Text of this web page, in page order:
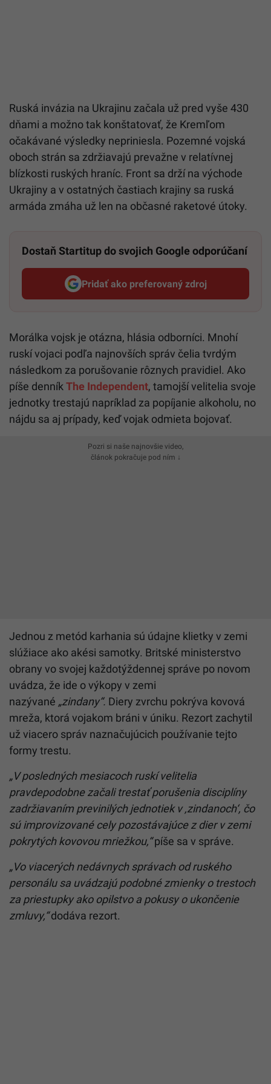
Ruská invázia na Ukrajinu začala už pred vyše 430
dňami a možno tak konštatovať, že Kremľom
očakávané výsledky nepriniesla. Pozemné vojská
oboch strán sa zdržiavajú prevažne v relatívnej
blízkosti ruských hraníc. Front sa drží na východe
Ukrajiny a v ostatných častiach krajiny sa ruská
armáda zmáha už len na občasné raketové útoky.
Dostaň Startitup do svojich Google odporúčaní
Pridať ako preferovaný zdroj
Startitup, odkaz sa otvorí v
Morálka vojsk je otázna, hlásia odborníci. Mnohí
ruskí vojaci podľa najnovších správ čelia tvrdým
následkom za porušovanie rôznych pravidiel. Ako
píše denník The Independent, tamojší velitelia svoje
jednotky trestajú napríklad za popíjanie alkoholu, no
nájdu sa aj prípady, keď vojak odmieta bojovať.
Pozri si naše najnovšie video,
článok pokračuje pod ním ↓
Jednou z metód karhania sú údajne klietky v zemi
slúžiace ako akési samotky. Britské ministerstvo
obrany vo svojej každotýždennej správe po novom
uvádza, že ide o výkopy v zemi
nazývané „zindany“. Diery zvrchu pokrýva kovová
mreža, ktorá vojakom bráni v úniku. Rezort zachytil
už viacero správ naznačujúcich používanie tejto
formy trestu.
„V posledných mesiacoch ruskí velitelia
pravdepodobne začali trestať porušenia disciplíny
zadržiavaním previnilých jednotiek v ‚zindanoch‘, čo
sú improvizované cely pozostávajúce z dier v zemi
pokrytých kovovou mriežkou,“píše sa v správe.
„Vo viacerých nedávnych správach od ruského
personálu sa uvádzajú podobné zmienky o trestoch
za priestupky ako opilstvo a pokusy o ukončenie
zmluvy,“dodáva rezort.